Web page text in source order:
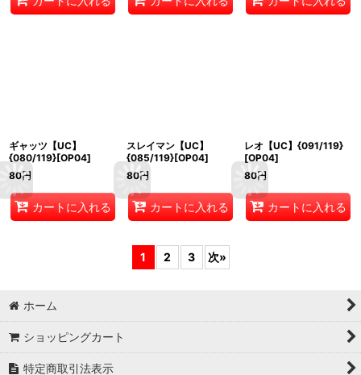
ギャッツ【UC】
{080/119}[OP04]
80円
カートに入れる
スレイマン【UC】
{085/119}[OP04]
80円
カートに入れる
レオ【UC】{091/119}
[OP04]
80円
カートに入れる
1 2 3 次»
ホーム
ショッピングカート
特定商取引法表示